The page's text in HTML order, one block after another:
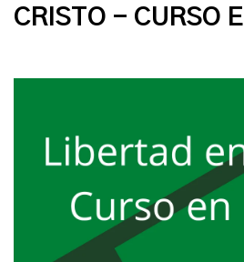
CRISTO - CURSO